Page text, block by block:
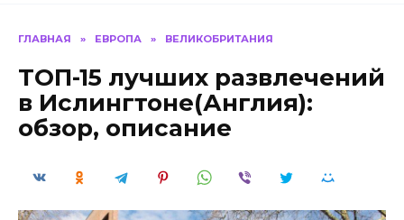
ГЛАВНАЯ » ЕВРОПА » ВЕЛИКОБРИТАНИЯ
ТОП-15 лучших развлечений
в Ислингтоне(Англия):
обзор, описание